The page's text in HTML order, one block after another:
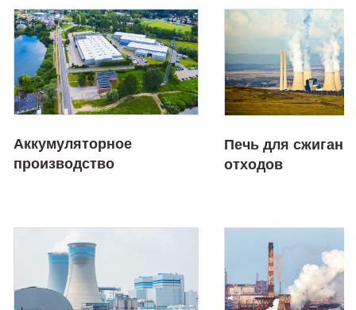
Аккумуляторное
производство
Печь для
отходов